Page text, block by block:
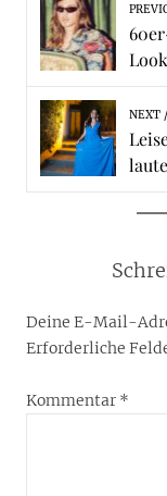
NEXT
Deine E-Mail-
Erforderliche
Kommentar *